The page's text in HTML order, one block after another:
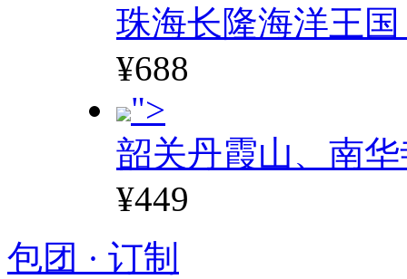
珠海长隆海洋王
¥688
">
韶关丹霞山、南
¥449
包团 · 订制